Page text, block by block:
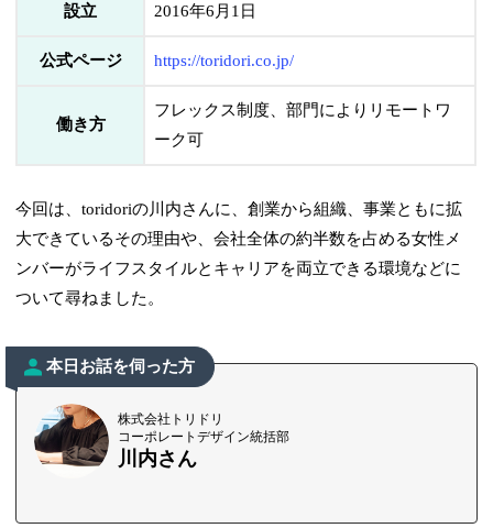
設立 2016年6月1日
公式ページ https://toridori.co.jp/
働き方
フレックス制度、部門によりリモートワ
ーク可
今回は、toridoriの川内さんに、創業から組織、事業ともに拡
大できているその理由や、会社全体の約半数を占める女性メ
ンバーがライフスタイルとキャリアを両立できる環境などに
ついて尋ねました。
本日お話を伺った方
株式会社トリドリ
コーポレートデザイン統括部
川内さん